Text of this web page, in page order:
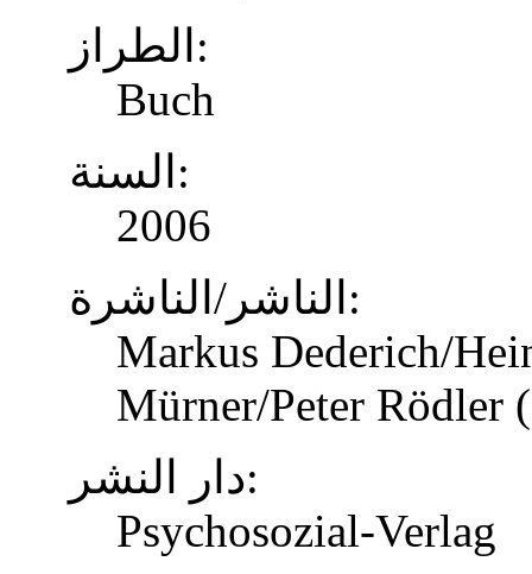
الطراز:
Buch
السنة:
2006
الناشر/الناشرة:
Markus Dederich/
Mürner/Peter Rödler
دار النشر:
Psychosozial-Verlag